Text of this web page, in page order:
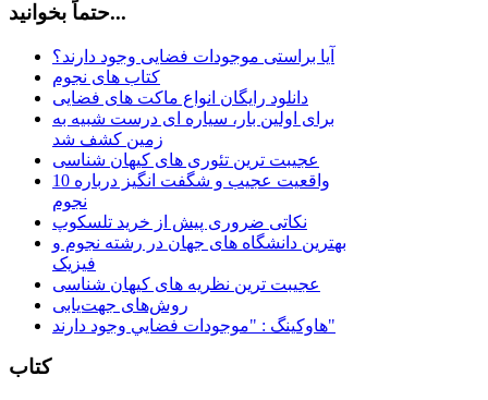
حتماً بخوانید...
آیا براستی موجودات فضایی وجود دارند؟
کتاب های نجوم
دانلود رایگان انواع ماکت های فضایی
برای اولین بار، سیاره ای درست شبیه به
زمین کشف شد
عجیبت ترین تئوری های کیهان شناسی
10 واقعیت عجیب و شگفت انگیز درباره
نجوم
نکاتی ضروری پیش از خرید تلسکوپ
بهترین دانشگاه های جهان در رشته نجوم و
فیزیک
عجیبت ترین نظریه های کیهان شناسی
روش‌های جهت‌یابی
هاوكينگ : "موجودات فضايي وجود دارند"
کتاب